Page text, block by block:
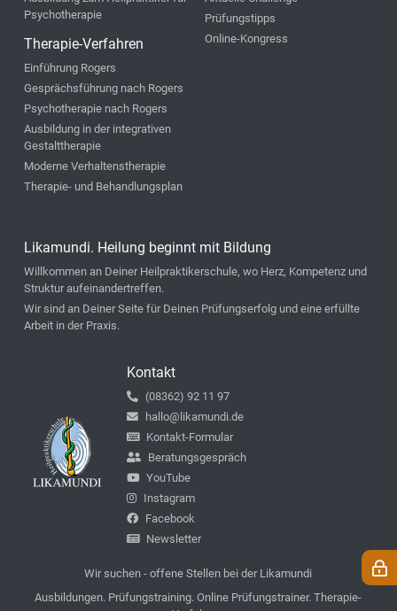
Psychotherapie
Therapie-Verfahren
Einführung Rogers
Gesprächsführung nach Rogers
Psychotherapie nach Rogers
Ausbildung in der integrativen
Gestalttherapie
Moderne Verhaltenstherapie
Therapie- und Behandlungsplan
Prüfungstipps
Online-Kongress
Likamundi. Heilung beginnt mit Bildung
Willkommen an Deiner Heilpraktikerschule, wo Herz, Kompetenz und
Struktur aufeinandertreffen.
Wir sind an Deiner Seite für Deinen Prüfungserfolg und eine erfüllte
Arbeit in der Praxis.
Kontakt
(08362) 92 11 97
hallo@likamundi.de
Kontakt-Formular
Beratungsgespräch
YouTube
Instagram
Facebook
Newsletter
Wir suchen - offene Stellen bei der Likamundi
Ausbildungen. Prüfungstraining. Online Prüfungstrainer. Therapie-